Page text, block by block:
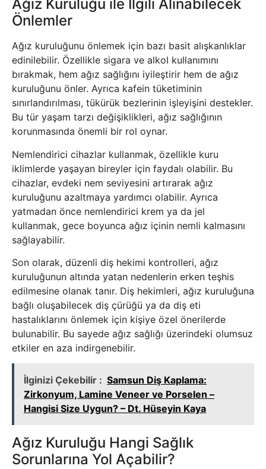
Ağız Kuruluğu ile İlgili Alınabilecek
Önlemler
Ağız kuruluğunu önlemek için bazı basit alışkanlıklar
edinilebilir. Özellikle sigara ve alkol kullanımını
bırakmak, hem ağız sağlığını iyileştirir hem de ağız
kuruluğunu önler. Ayrıca kafein tüketiminin
sınırlandırılması, tükürük bezlerinin işleyişini destekler.
Bu tür yaşam tarzı değişiklikleri, ağız sağlığının
korunmasında önemli bir rol oynar.
Nemlendirici cihazlar kullanmak, özellikle kuru
iklimlerde yaşayan bireyler için faydalı olabilir. Bu
cihazlar, evdeki nem seviyesini artırarak ağız
kuruluğunu azaltmaya yardımcı olabilir. Ayrıca
yatmadan önce nemlendirici krem ya da jel
kullanmak, gece boyunca ağız içinin nemli kalmasını
sağlayabilir.
Son olarak, düzenli diş hekimi kontrolleri, ağız
kuruluğunun altında yatan nedenlerin erken teşhis
edilmesine olanak tanır. Diş hekimleri, ağız kuruluğuna
bağlı oluşabilecek diş çürüğü ya da diş eti
hastalıklarını önlemek için kişiye özel önerilerde
bulunabilir. Bu sayede ağız sağlığı üzerindeki olumsuz
etkiler en aza indirgenebilir.
İlginizi Çekebilir : Samsun Diş Kaplama:
Zirkonyum, Lamine Veneer ve Porselen –
Hangisi Size Uygun? – Dt. Hüseyin Kaya
Ağız Kuruluğu Hangi Sağlık
Sorunlarına Yol Açabilir?